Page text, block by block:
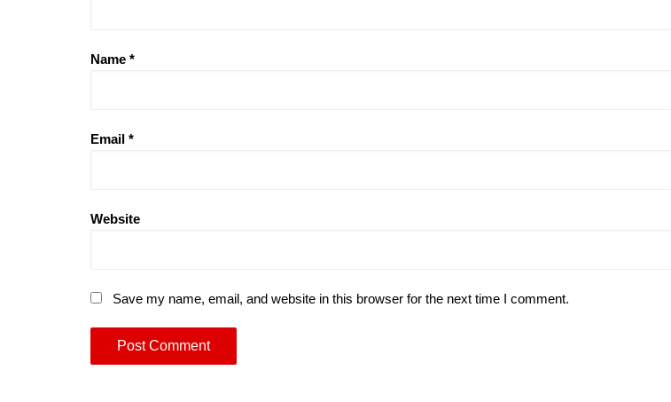
Name *
Email *
Website
Save my name, email, and website in this browser for the next time I comment.